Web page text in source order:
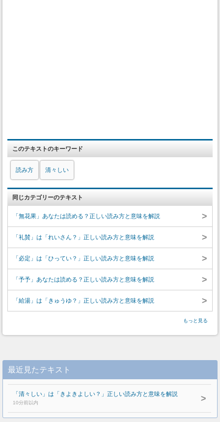
このテキストのキーワード
読み方 清々しい
同じカテゴリーのテキスト
「無花果」あなたは読める？正しい読み方と意味を解説 >
「礼賛」は「れいさん？」正しい読み方と意味を解説 >
「必定」は「ひってい？」正しい読み方と意味を解説 >
「予予」あなたは読める？正しい読み方と意味を解説 >
「給湯」は「きゅうゆ？」正しい読み方と意味を解説 >
もっと見る
最近見たテキスト
「清々しい」は「きよきよしい？」正しい読み方と意味を解説
10分前以内 >